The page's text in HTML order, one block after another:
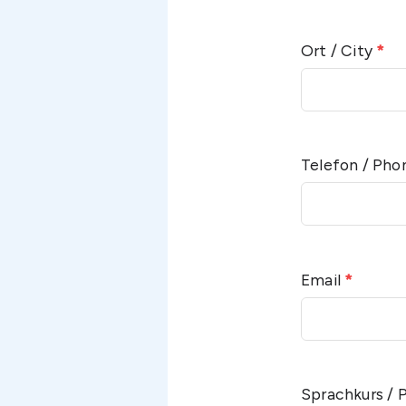
Ort / City *
Telefon /
Email *
Sprachkurs /